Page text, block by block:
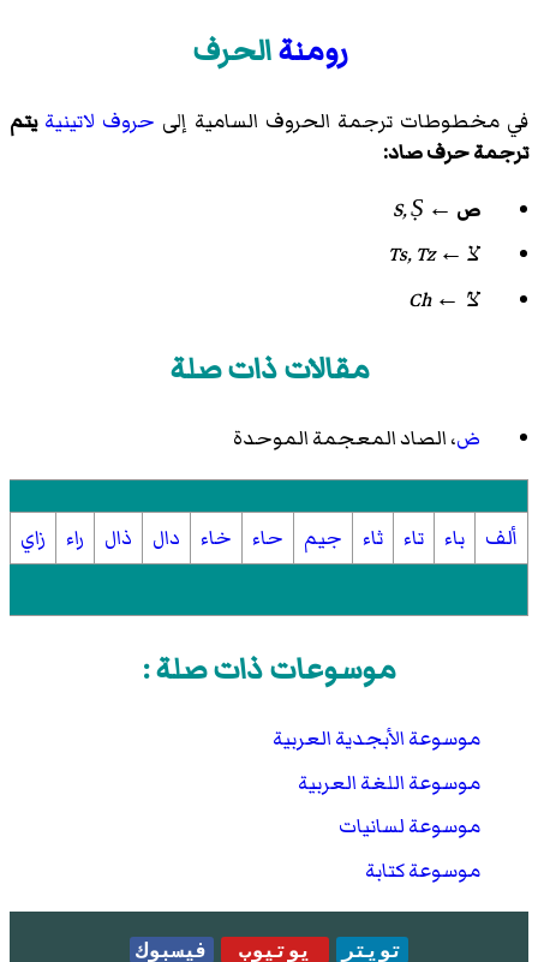
رومنةالحرف
في مخطوطات ترجمة الحروف السامية إلى حروف لاتينية يتم
ترجمة حرف صاد:
ص ←
S, Ṣ
צ ←
Ts, Tz
צ' ←
Ch
مقالات ذات صلة
ض، الصاد المعجمة الموحدة
ألف باء تاء ثاء جيم حاء خاء دال ذال راء زاي
موسوعات ذات صلة :
موسوعة الأبجدية العربية
موسوعة اللغة العربية
موسوعة لسانيات
موسوعة كتابة
تويتر يوتيوب فيسبوك